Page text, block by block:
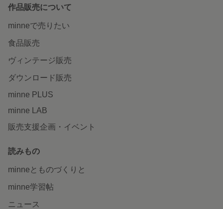
作品販売について
minneで売りたい
食品販売
ヴィンテージ販売
ダウンロード販売
minne PLUS
minne LAB
販売支援企画・イベント
読みもの
minneとものづくりと
minne学習帖
ニュース